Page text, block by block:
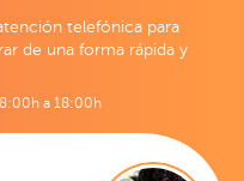
telefónica para
de una forma rápida y
a 18:00h